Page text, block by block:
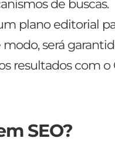
de buscas.
plano editorial
modo, será
resultados com
SEO?